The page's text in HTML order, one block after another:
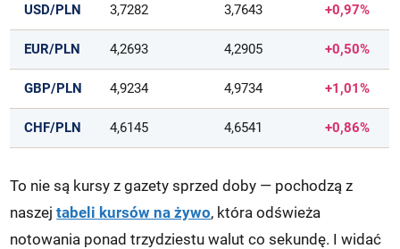
USD/PLN 3,7282 3,7643 +0,97%
EUR/PLN 4,2693 4,2905 +0,50%
GBP/PLN 4,9234 4,9734 +1,01%
CHF/PLN 4,6145 4,6541 +0,86%
To nie są kursy z gazety sprzed doby — pochodzą z
naszejtabeli kursów na żywo, która odświeża
notowania ponad trzydziestu walut co sekundę. I widać